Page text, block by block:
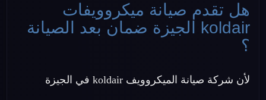
هل تقدم صيانة ميكروويفات
koldair الجيزة ضمان بعد الصيانة
؟
لأن شركة صيانة الميكروويف koldair في الجيزة